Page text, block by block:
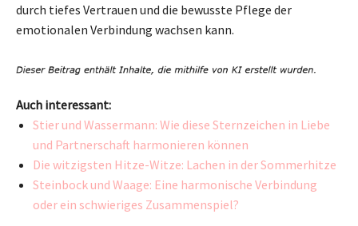
durch tiefes Vertrauen und die bewusste Pflege der
emotionalen Verbindung wachsen kann.
Auch interessant:
Stier und Wassermann: Wie diese Sternzeichen in Liebe
und Partnerschaft harmonieren können
Die witzigsten Hitze-Witze: Lachen in der Sommerhitze
Steinbock und Waage: Eine harmonische Verbindung
oder ein schwieriges Zusammenspiel?